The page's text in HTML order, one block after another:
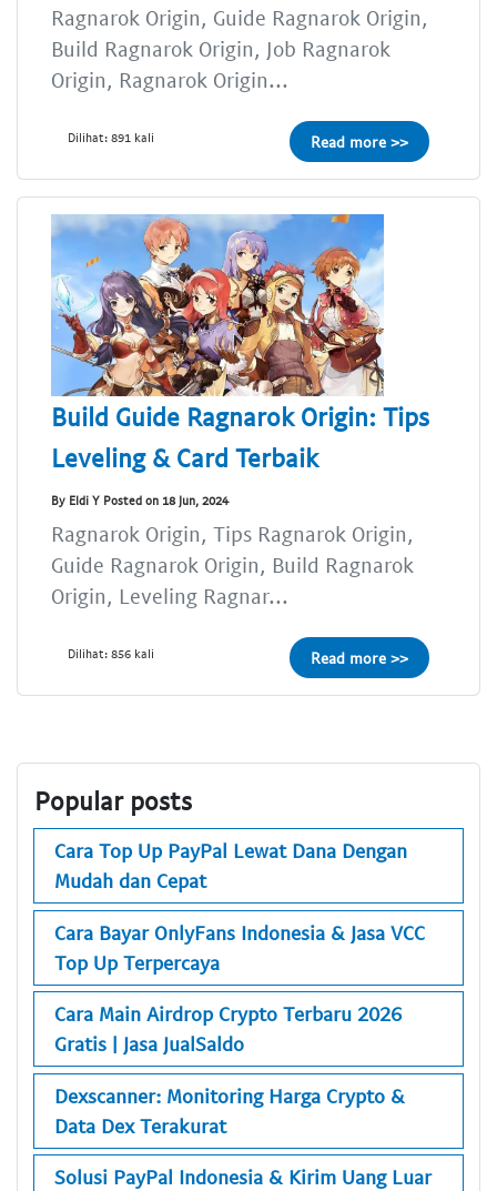
Ragnarok Origin, Guide Ragnarok Origin,
Build Ragnarok Origin, Job Ragnarok
Origin, Ragnarok Origin...
Dilihat: 891 kali Read more >>
Build Guide Ragnarok Origin: Tips
Leveling & Card Terbaik
By Eldi Y Posted on 18 Jun, 2024
Ragnarok Origin, Tips Ragnarok Origin,
Guide Ragnarok Origin, Build Ragnarok
Origin, Leveling Ragnar...
Dilihat: 856 kali Read more >>
Popular posts
Cara Top Up PayPal Lewat Dana Dengan
Mudah dan Cepat
Cara Bayar OnlyFans Indonesia & Jasa VCC
Top Up Terpercaya
Cara Main Airdrop Crypto Terbaru 2026
Gratis | Jasa JualSaldo
Dexscanner: Monitoring Harga Crypto &
Data Dex Terakurat
Solusi PayPal Indonesia & Kirim Uang Luar